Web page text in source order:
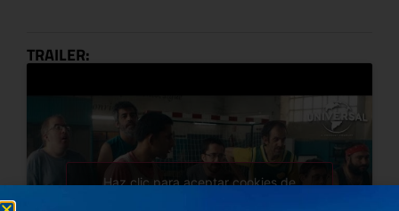
TRAILER:
Haz clic para aceptar cookies de